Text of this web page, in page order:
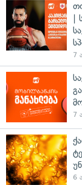
|
7
7
6